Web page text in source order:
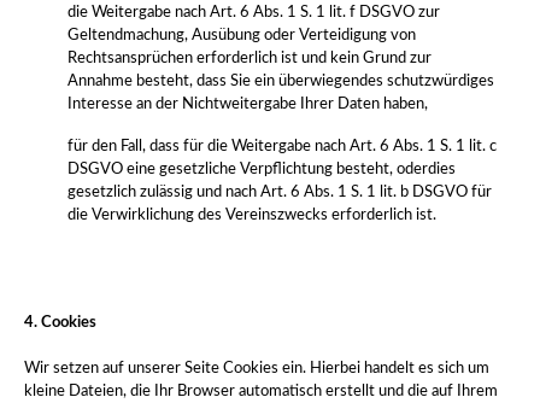
die Weitergabe nach Art. 6 Abs. 1 S. 1 lit. f DSGVO zur
Geltendmachung, Ausübung oder Verteidigung von
Rechtsansprüchen erforderlich ist und kein Grund zur
Annahme besteht, dass Sie ein überwiegendes schutzwürdiges
Interesse an der Nichtweitergabe Ihrer Daten haben,
für den Fall, dass für die Weitergabe nach Art. 6 Abs. 1 S. 1 lit. c
DSGVO eine gesetzliche Verpflichtung besteht, oderdies
gesetzlich zulässig und nach Art. 6 Abs. 1 S. 1 lit. b DSGVO für
die Verwirklichung des Vereinszwecks erforderlich ist.
4. Cookies
Wir setzen auf unserer Seite Cookies ein. Hierbei handelt es sich um
kleine Dateien, die Ihr Browser automatisch erstellt und die auf Ihrem